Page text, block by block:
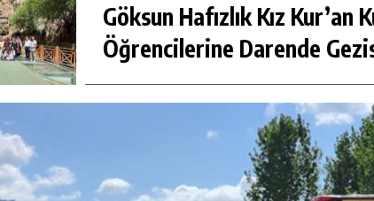
Göksun Hafızlık Kız Kur’an
Öğrencilerine Darende